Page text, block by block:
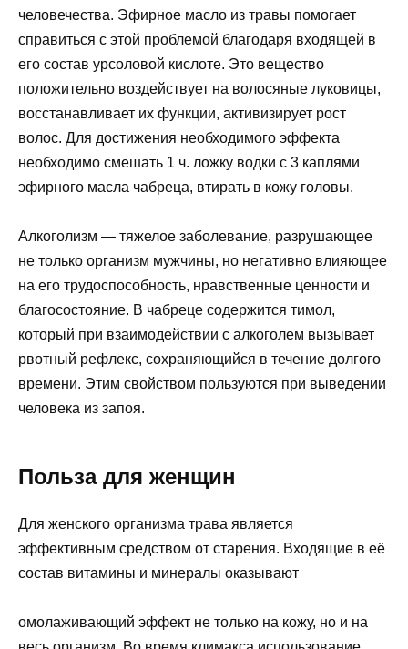
человечества. Эфирное масло из травы помогает
справиться с этой проблемой благодаря входящей в
его состав урсоловой кислоте. Это вещество
положительно воздействует на волосяные луковицы,
восстанавливает их функции, активизирует рост
волос. Для достижения необходимого эффекта
необходимо смешать 1 ч. ложку водки с 3 каплями
эфирного масла чабреца, втирать в кожу головы.
Алкоголизм — тяжелое заболевание, разрушающее
не только организм мужчины, но негативно влияющее
на его трудоспособность, нравственные ценности и
благосостояние. В чабреце содержится тимол,
который при взаимодействии с алкоголем вызывает
рвотный рефлекс, сохраняющийся в течение долгого
времени. Этим свойством пользуются при выведении
человека из запоя.
Польза для женщин
Для женского организма трава является
эффективным средством от старения. Входящие в её
состав витамины и минералы оказывают
омолаживающий эффект не только на кожу, но и на